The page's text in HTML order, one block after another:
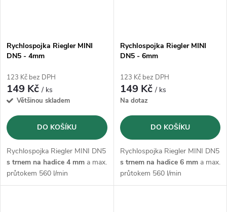
p
r
o
d
u
k
s
p
r
o
d
u
k
Rychlospojka Riegler MINI
DN5 - 4mm
123 Kč bez DPH
149 Kč/ ks
Většinou skladem
DO KOŠÍKU
Rychlospojka Riegler MINI DN5
s trnem na hadice 4 mm a max.
průtokem 560 l/min
Rychlospojka Riegler MINI
DN5 - 6mm
123 Kč bez DPH
149 Kč/ ks
Na dotaz
DO KOŠÍKU
Rychlospojka Riegler MINI DN5
s trnem na hadice 6 mma max.
průtokem 560 l/min